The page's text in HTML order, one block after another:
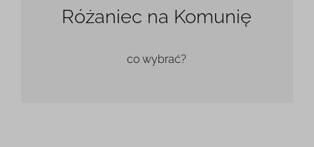
Różaniec na Komunię
co wybrać?